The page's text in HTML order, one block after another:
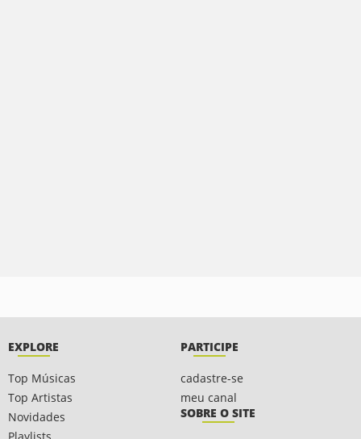
EXPLORE
Top Músicas
Top Artistas
Novidades
PARTICIPE
cadastre-se
meu canal
SOBRE O SITE